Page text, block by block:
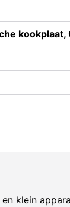
kookplaat,
klein